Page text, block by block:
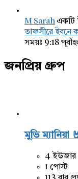
M Sarahএকটি
তাফসীরে ইবনে
সময়ঃ 9:18
জনপ্রিয় গ্রুপ
মুভি
4 ইউজার
1 পোস্ট